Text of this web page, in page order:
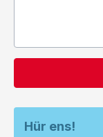
Hür ens!